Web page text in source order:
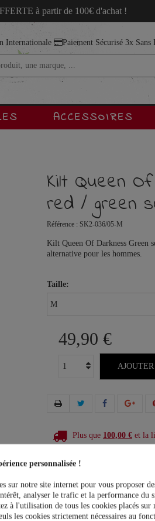
à partir de 100€ d'achat !
Internationale Paiement Sécurisé 3x Sans
ACCESSOIRES
Kilt Queen
red / green
Référence : SK2-036/05-M
Kilt Queen Of Darkness Green
alternative pour les hommes.
Taille:
49,90 €
Plus que 100,00 € et la
personnalisée !
sur notre site internet pour vous proposer
analyser le trafic et la performance du
à l'utilisation de tous les cookies placés sur
les cookies strictement nécessaires au